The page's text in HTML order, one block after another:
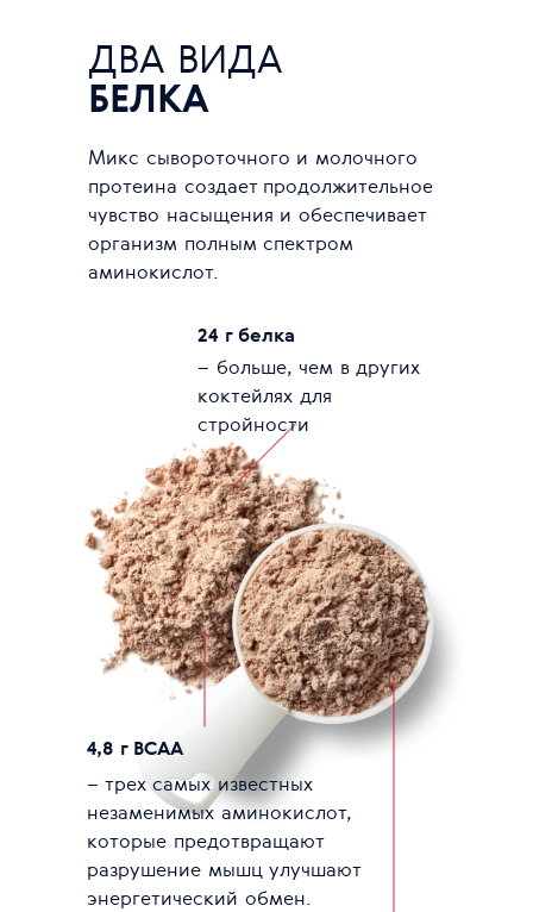
4,8 г BCAA
– трех самых известных
незаменимых аминокислот,
которые предотвращают
разрушение мышц улучшают
энергетический обмен.
24 г белка
– больше, чем в других
коктейлях для
стройности
ДВА ВИДА
БЕЛКА
Микс сывороточного и молочного
протеина создает продолжительное
чувство насыщения и обеспечивает
организм полным спектром
аминокислот.